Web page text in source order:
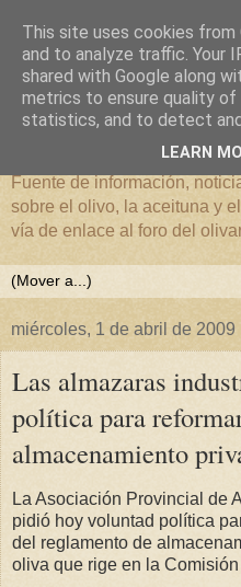
El mundo del
Fuente de información,
sobre el olivo, la aceituna y
vía de enlace al foro del
miércoles, 1 de abril de 2009
Las almazaras
política para
almacenamiento
La Asociación Provincial de
pidió hoy voluntad política
del reglamento de
oliva que rige en la
This site uses cookies
and to analyze traffic. Your
shared with Google along
metrics to ensure quality of
statistics, and to detect
LEARN